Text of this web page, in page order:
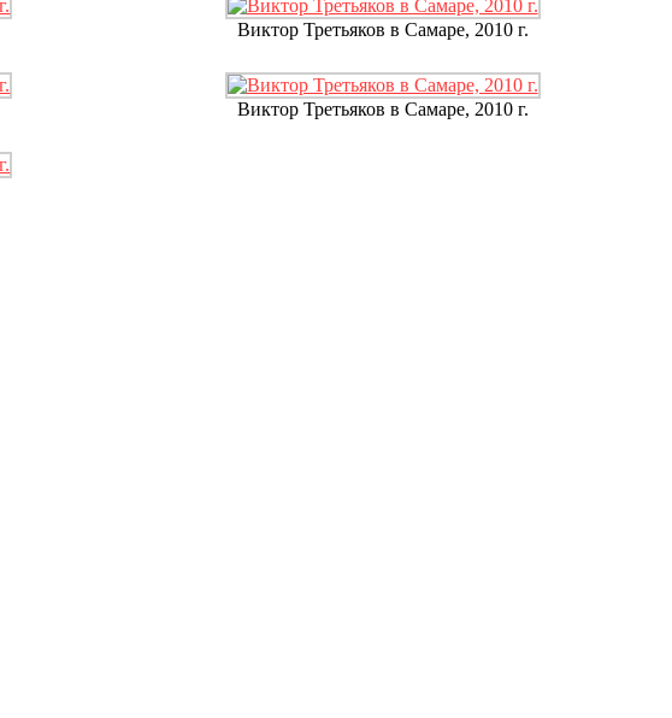
Виктор Третьяков в Самаре, 2010 г.
Виктор Третьяков в Самаре, 2010 г.